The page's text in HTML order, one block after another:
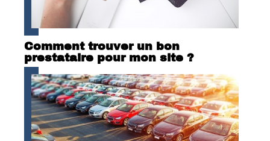
Comment trouver un bon
prestataire pour mon site ?